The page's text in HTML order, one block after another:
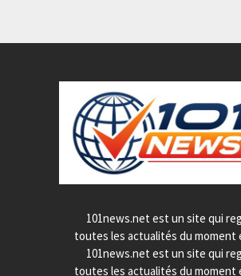
101news.net est un site qui
toutes les actualités du moment
101news.net est un site qui
toutes les actualités du moment